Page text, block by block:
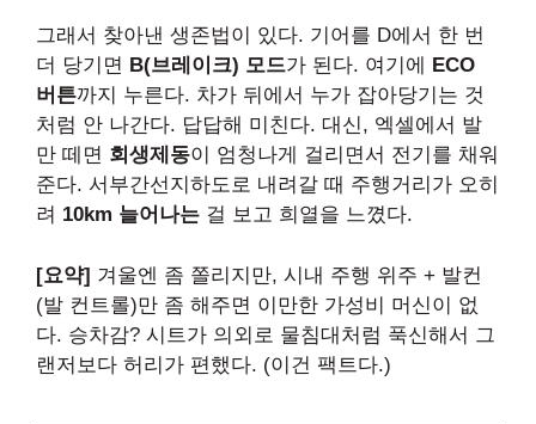
그래서 찾아낸 생존법이 있다. 기어를 D에서 한 번
더 당기면 B(브레이크) 모드가 된다. 여기에
ECO
버튼까지 누른다. 차가 뒤에서 누가 잡아당기는 것
처럼 안 나간다. 답답해 미친다. 대신, 엑셀에서 발
만 떼면 회생제동이 엄청나게 걸리면서 전기를 채워
준다. 서부간선지하도로 내려갈 때 주행거리가 오히
려 10km 늘어나는 걸 보고 희열을 느꼈다.
[요약] 겨울엔 좀 쫄리지만, 시내 주행 위주 + 발컨
(발 컨트롤)만 좀 해주면 이만한 가성비 머신이 없
다. 승차감? 시트가 의외로 물침대처럼 푹신해서 그
랜저보다 허리가 편했다. (이건 팩트다.)